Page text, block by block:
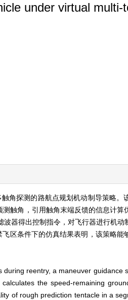
under virtual multi-
角探测的路航点规划机动制导策略。
触角，引用触角末端反馈的信息计算
器得出控制指令，对飞行器进行机动
区条件下的仿真结果表明，该策略能
reentry, a maneuver guidance
the speed-remaining
of rough prediction tentacle in a